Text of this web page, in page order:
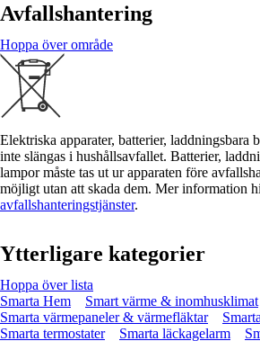
Avfallshantering
Hoppa över område
Elektriska apparater, batterier, laddningsbara
inte slängas i hushållsavfallet. Batterier,
lampor måste tas ut ur apparaten före
möjligt utan att skada dem. Mer information
avfallshanteringstjänster.
Ytterligare kategorier
Hoppa över lista
Smarta Hem
Smart värme & inomhusklimat
Smarta värmepaneler & värmefläktar
Smarta termostater
Smarta läckagelarm